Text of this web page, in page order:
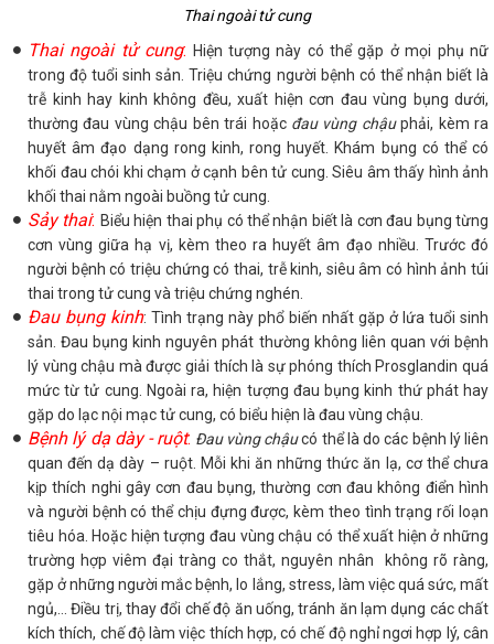
Thai ngoài tử cung
Thai ngoài tử cung: Hiện tượng này có thể gặp ở mọi phụ nữ
trong độ tuổi sinh sản. Triệu chứng người bệnh có thể nhận biết là
trễ kinh hay kinh không đều, xuất hiện cơn đau vùng bụng dưới,
thường đau vùng chậu bên trái hoặcđau vùng chậuphải, kèm ra
huyết âm đạo dạng rong kinh, rong huyết. Khám bụng có thể có
khối đau chói khi chạm ở cạnh bên tử cung. Siêu âm thấy hình ảnh
khối thai nằm ngoài buồng tử cung.
Sảy thai: Biểu hiện thai phụ có thể nhận biết là cơn đau bụng từng
cơn vùng giữa hạ vị, kèm theo ra huyết âm đạo nhiều. Trước đó
người bệnh có triệu chứng có thai, trễ kinh, siêu âm có hình ảnh túi
thai trong tử cung và triệu chứng nghén.
Đau bụng kinh: Tình trạng này phổ biến nhất gặp ở lứa tuổi sinh
sản. Đau bụng kinh nguyên phát thường không liên quan với bệnh
lý vùng chậu mà được giải thích là sự phóng thích Prosglandin quá
mức từ tử cung. Ngoài ra, hiện tượng đau bụng kinh thứ phát hay
gặp do lạc nội mạc tử cung, có biểu hiện là đau vùng chậu.
Bệnh lý dạ dày - ruột: Đau vùng chậucó thể là do các bệnh lý liên
quan đến dạ dày – ruột. Mỗi khi ăn những thức ăn lạ, cơ thể chưa
kịp thích nghi gây cơn đau bụng, thường cơn đau không điển hình
và người bệnh có thể chịu đựng được, kèm theo tình trạng rối loạn
tiêu hóa. Hoặc hiện tượng đau vùng chậu có thể xuất hiện ở những
trường hợp viêm đại tràng co thắt, nguyên nhân không rõ ràng,
gặp ở những người mắc bệnh, lo lắng, stress, làm việc quá sức, mất
ngủ,… Điều trị, thay đổi chế độ ăn uống, tránh ăn lạm dụng các chất
kích thích, chế độ làm việc thích hợp, có chế độ nghỉ ngơi hợp lý, cân